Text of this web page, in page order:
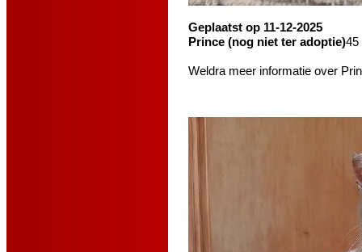
Geplaatst op 11-12-2025
Prince (nog niet ter adoptie)45
Weldra meer informatie over